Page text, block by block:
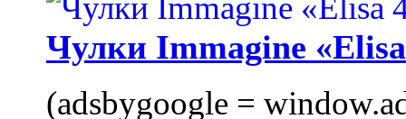
Чулки Immagine
(adsbygoogle =